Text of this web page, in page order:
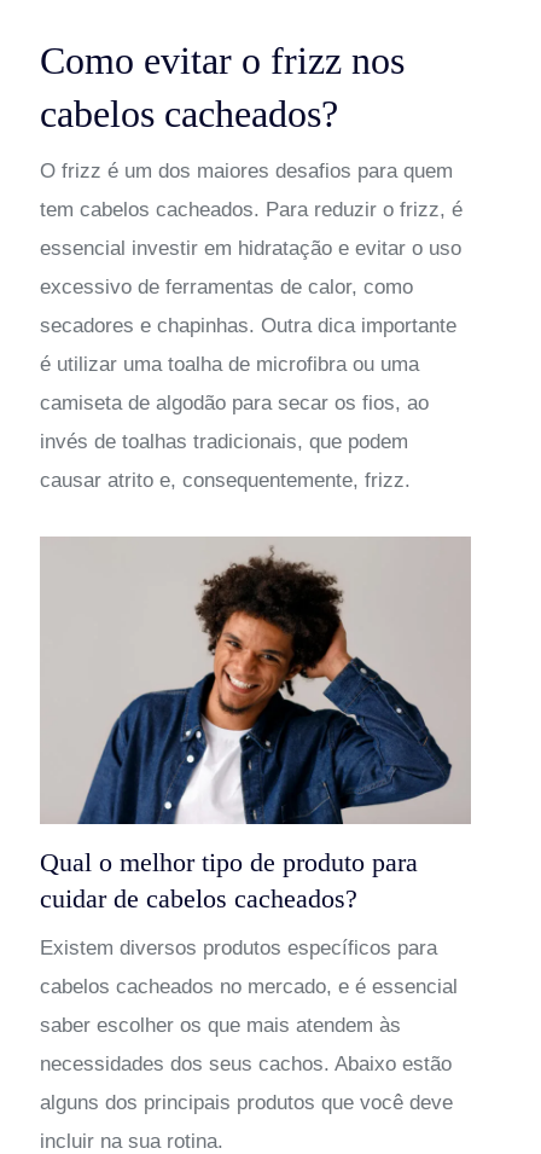
Como evitar o frizz nos
cabelos cacheados?
O frizz é um dos maiores desafios para quem
tem cabelos cacheados. Para reduzir o frizz, é
essencial investir em hidratação e evitar o uso
excessivo de ferramentas de calor, como
secadores e chapinhas. Outra dica importante
é utilizar uma toalha de microfibra ou uma
camiseta de algodão para secar os fios, ao
invés de toalhas tradicionais, que podem
causar atrito e, consequentemente, frizz.
Qual o melhor tipo de produto para
cuidar de cabelos cacheados?
Existem diversos produtos específicos para
cabelos cacheados no mercado, e é essencial
saber escolher os que mais atendem às
necessidades dos seus cachos. Abaixo estão
alguns dos principais produtos que você deve
incluir na sua rotina.